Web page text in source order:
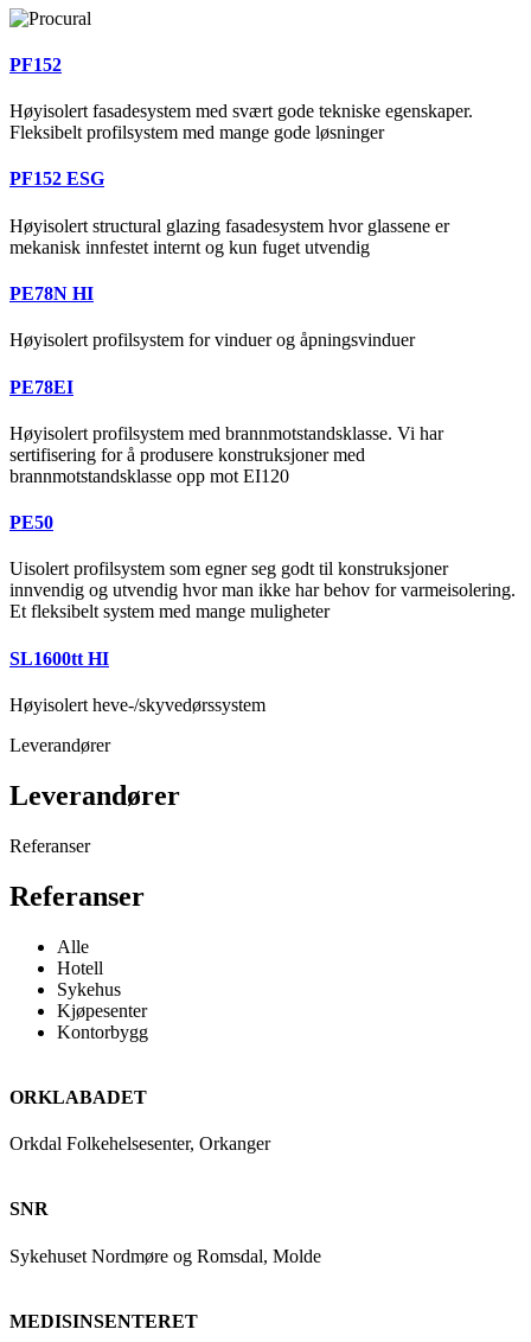
PF152
Høyisolert fasadesystem med svært gode tekniske egenskaper.
Fleksibelt profilsystem med mange gode løsninger
PF152 ESG
Høyisolert structural glazing fasadesystem hvor glassene er
mekanisk innfestet internt og kun fuget utvendig
PE78N HI
Høyisolert profilsystem for vinduer og åpningsvinduer
PE78EI
Høyisolert profilsystem med brannmotstandsklasse. Vi har
sertifisering for å produsere konstruksjoner med
brannmotstandsklasse opp mot EI120
PE50
Uisolert profilsystem som egner seg godt til konstruksjoner
innvendig og utvendig hvor man ikke har behov for varmeisolering.
Et fleksibelt system med mange muligheter
SL1600tt HI
Høyisolert heve-/skyvedørssystem
Leverandører
Leverandører
Referanser
Referanser
Alle
Hotell
Sykehus
Kjøpesenter
Kontorbygg
ORKLABADET
Orkdal Folkehelsesenter, Orkanger
SNR
Sykehuset Nordmøre og Romsdal, Molde
MEDISINSENTERET